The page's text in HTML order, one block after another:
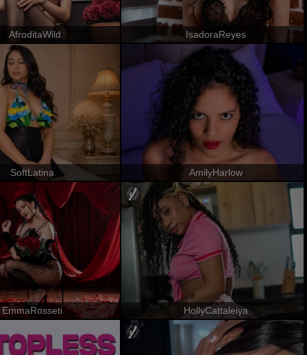
AfroditaWild IsadoraReyes
SoftLatina AmilyHarlow
EmmaRosseti HollyCattaleiya